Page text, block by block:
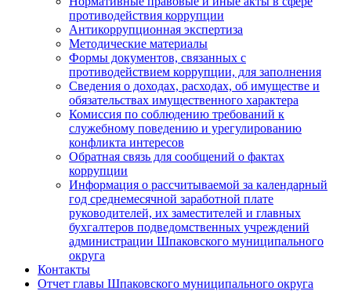
противодействия коррупции
Антикоррупционная экспертиза
Методические материалы
Формы документов, связанных с
противодействием коррупции, для заполнения
Сведения о доходах, расходах, об имуществе и
обязательствах имущественного характера
Комиссия по соблюдению требований к
служебному поведению и урегулированию
конфликта интересов
Обратная связь для сообщений о фактах
коррупции
Информация о рассчитываемой за календарный
год среднемесячной заработной плате
руководителей, их заместителей и главных
бухгалтеров подведомственных учреждений
администрации Шпаковского муниципального
округа
Контакты
Отчет главы Шпаковского муниципального округа